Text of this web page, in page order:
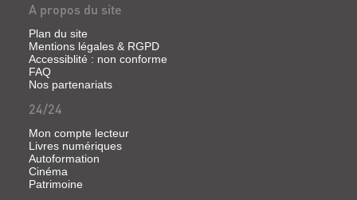
observé
sorcier
jeter
un
sort,
elle
met
tête
de
l'imiter.
dis-
que
je
lui
fais
des
bécots
Et
mamy
aussi,
elle
lui
fait
A propos du site
Plan du site
Mentions légales & RGPD
Accessiblité : non conforme
FAQ
Nos partenariats
24/24
Mon compte lecteur
Livres numériques
Autoformation
Cinéma
Patrimoine